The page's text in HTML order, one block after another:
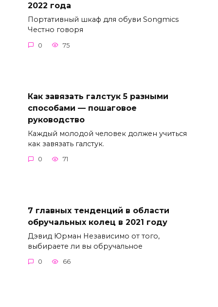
2022 года
Портативный шкаф для обуви Songmics
Честно говоря
0 75
Как завязать галстук 5 разными
способами — пошаговое
руководство
Каждый молодой человек должен учиться
как завязать галстук.
0 71
7 главных тенденций в области
обручальных колец в 2021 году
Дэвид Юрман Независимо от того,
выбираете ли вы обручальное
0 66